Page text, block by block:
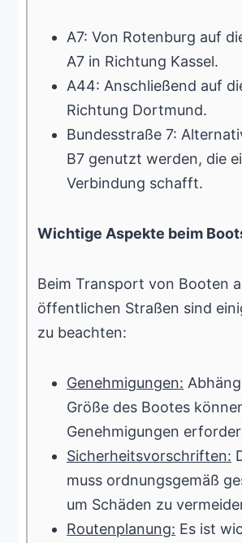
A7: Von Rotenburg auf
A7 in Richtung Kassel.
A44: Anschließend auf
Richtung Dortmund.
Bundesstraße 7:
B7 genutzt werden, die
Verbindung schafft.
Wichtige Aspekte beim
Beim Transport von Booten
öffentlichen Straßen sind
zu beachten:
Genehmigungen:
Größe des Bootes
Genehmigungen
Sicherheitsvorschriften:
muss ordnungsgemäß
um Schäden zu
Routenplanung: Es ist